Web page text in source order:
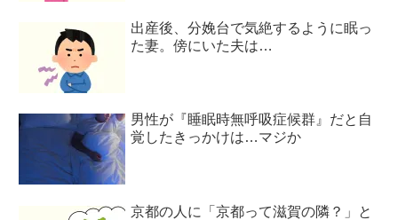
出産後、分娩台で気絶するように眠っ
た妻。傍にいた夫は…
男性が『睡眠時無呼吸症候群』だと自
覚したきっかけは…マジか
京都の人に「京都って滋賀の隣？」と